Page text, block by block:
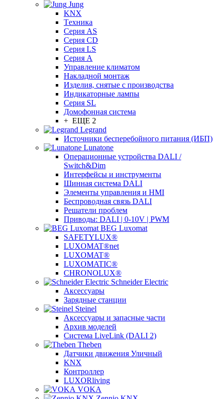
Jung
KNX
Tехника
Серия AS
Серия CD
Серия LS
Серия A
Управление климатом
Накладной монтаж
Изделия, снятые с производства
Индикаторные лампы
Серия SL
Домофонная система
+ ЕЩЕ 2
Legrand
Источники бесперебойного питания (ИБП)
Lunatone
Операционные устройства DALI /
Switch&Dim
Интерфейсы и инструменты
Шинная система DALI
Элементы управления и HMI
Беспроводная связь DALI
Решатели проблем
Приводы: DALI | 0-10V | PWM
BEG Luxomat
SAFETYLUX®
LUXOMAT®net
LUXOMAT®
LUXOMATIC®
CHRONOLUX®
Schneider Electric
Аксессуары
Зарядные станции
Steinel
Аксессуары и запасные части
Архив моделей
Система LiveLink (DALI 2)
Theben
Датчики движения Уличный
KNX
Контроллер
LUXORliving
VOKA